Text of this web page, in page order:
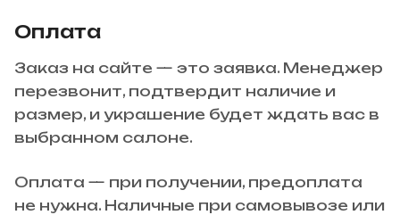
Оплата
Заказ на сайте — это заявка. Менеджер
перезвонит, подтвердит наличие и
размер, и украшение будет ждать вас в
выбранном салоне.
Оплата — при получении, предоплата
не нужна. Наличные при самовывозе или